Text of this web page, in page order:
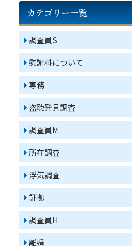
カテゴリー一覧
調査員S
慰謝料について
専務
盗聴発見調査
調査員M
所在調査
浮気調査
証拠
調査員H
離婚